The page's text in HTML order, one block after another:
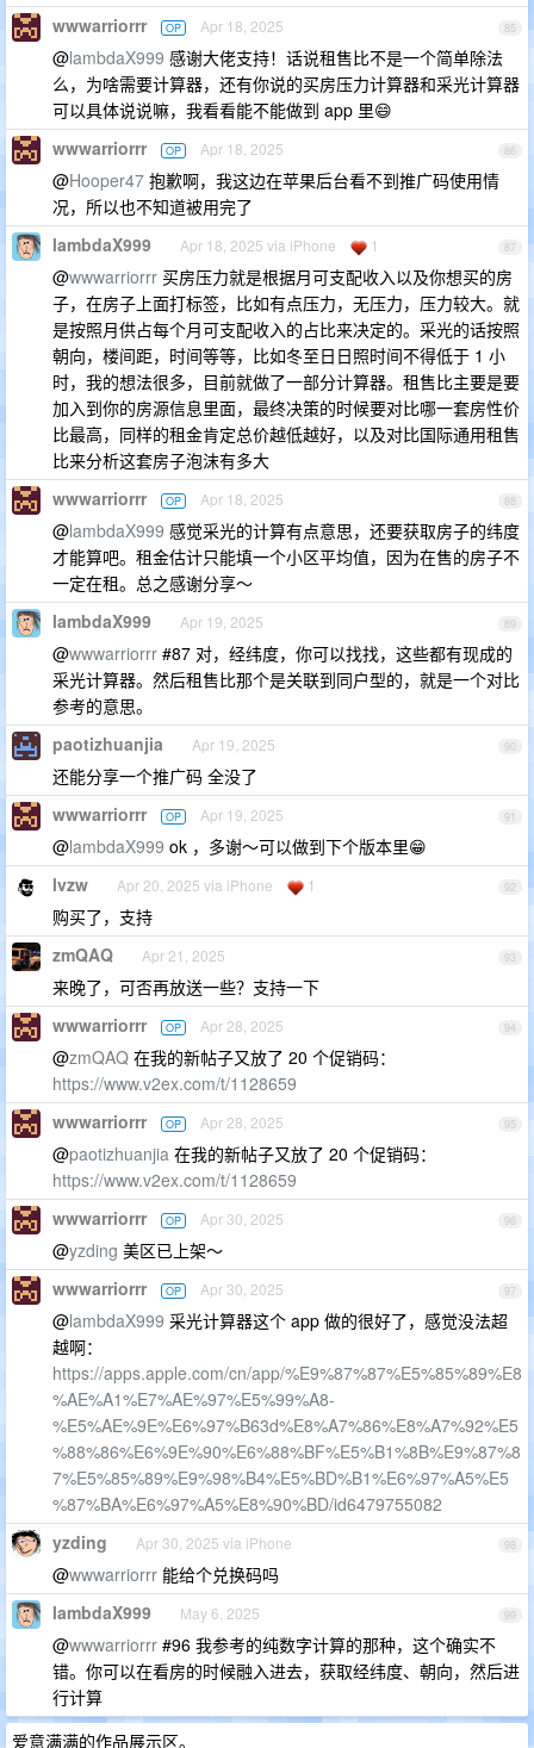
85
wwwarriorrr OP Apr 18, 2025
@lambdaX999 感谢大佬支持！话说租售比不是一个简单除法
么，为啥需要计算器，还有你说的买房压力计算器和采光计算器
可以具体说说嘛，我看看能不能做到 app 里😄
86
wwwarriorrr OP Apr 18, 2025
@Hooper47 抱歉啊，我这边在苹果后台看不到推广码使用情
况，所以也不知道被用完了
87
lambdaX999 Apr 18, 2025 via iPhone 1
@wwwarriorrr 买房压力就是根据月可支配收入以及你想买的房
子，在房子上面打标签，比如有点压力，无压力，压力较大。就
是按照月供占每个月可支配收入的占比来决定的。采光的话按照
朝向，楼间距，时间等等，比如冬至日日照时间不得低于 1 小
时，我的想法很多，目前就做了一部分计算器。租售比主要是要
加入到你的房源信息里面，最终决策的时候要对比哪一套房性价
比最高，同样的租金肯定总价越低越好，以及对比国际通用租售
比来分析这套房子泡沫有多大
88
wwwarriorrr OP Apr 18, 2025
@lambdaX999 感觉采光的计算有点意思，还要获取房子的纬度
才能算吧。租金估计只能填一个小区平均值，因为在售的房子不
一定在租。总之感谢分享～
89
lambdaX999 Apr 19, 2025
@wwwarriorrr #87 对，经纬度，你可以找找，这些都有现成的
采光计算器。然后租售比那个是关联到同户型的，就是一个对比
参考的意思。
90
paotizhuanjia Apr 19, 2025
还能分享一个推广码 全没了
91
wwwarriorrr OP Apr 19, 2025
@lambdaX999 ok ，多谢～可以做到下个版本里😁
92
lvzw Apr 20, 2025 via iPhone 1
购买了，支持
93
zmQAQ Apr 21, 2025
来晚了，可否再放送一些？支持一下
94
wwwarriorrr OP Apr 28, 2025
@zmQAQ 在我的新帖子又放了 20 个促销码：
https://www.v2ex.com/t/1128659
95
wwwarriorrr OP Apr 28, 2025
@paotizhuanjia 在我的新帖子又放了 20 个促销码：
https://www.v2ex.com/t/1128659
96
wwwarriorrr OP Apr 30, 2025
@yzding 美区已上架～
97
wwwarriorrr OP Apr 30, 2025
@lambdaX999 采光计算器这个 app 做的很好了，感觉没法超
越啊：
https://apps.apple.com/cn/app/%E9%87%87%E5%85%89%E8
%AE%A1%E7%AE%97%E5%99%A8-
%E5%AE%9E%E6%97%B63d%E8%A7%86%E8%A7%92%E5
%88%86%E6%9E%90%E6%88%BF%E5%B1%8B%E9%87%8
7%E5%85%89%E9%98%B4%E5%BD%B1%E6%97%A5%E5
%87%BA%E6%97%A5%E8%90%BD/id6479755082
98
yzding Apr 30, 2025 via iPhone
@wwwarriorrr 能给个兑换码吗
99
lambdaX999 May 6, 2025
@wwwarriorrr #96 我参考的纯数字计算的那种，这个确实不
错。你可以在看房的时候融入进去，获取经纬度、朝向，然后进
行计算
爱意满满的作品展示区。